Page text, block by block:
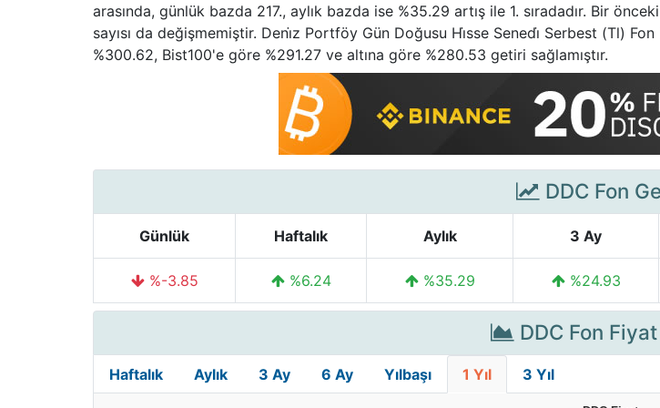
arasında, günlük bazda 217., aylık bazda ise %35.29 artış ile 1. sıradadır. Bir
sayısı da değişmemiştir. Deni̇z Portföy Gün Doğusu Hi̇sse Senedi̇ Serbest (Tl)
%300.62, Bist100'e göre %291.27 ve altına göre %280.53 getiri sağlamıştır.
DDC Fon
Günlük Haftalık Aylık 3 Ay
%-3.85 %6.24 %35.29 %24.93
DDC Fon
Haftalık Aylık 3 Ay 6 Ay Yılbaşı 1 Yıl 3 Yıl